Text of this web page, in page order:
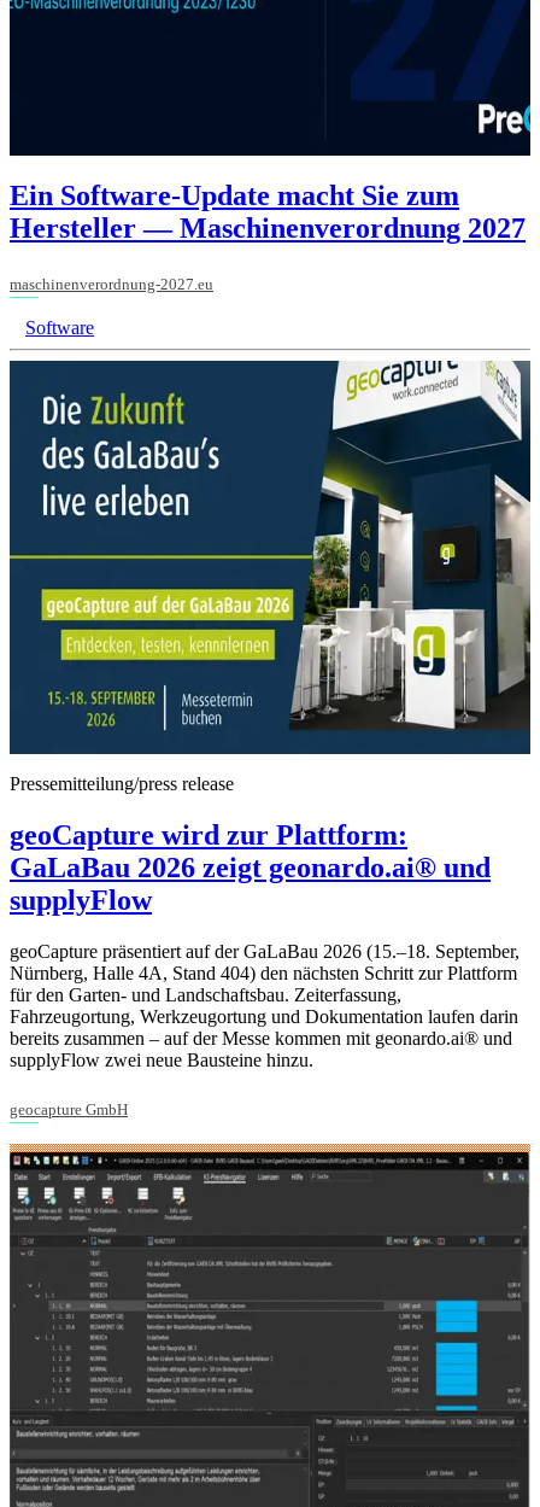
Ein Software-Update macht Sie zum
Hersteller — Maschinenverordnung 2027
maschinenverordnung-2027.eu
Software
Pressemitteilung/press release
geoCapture wird zur Plattform:
GaLaBau 2026 zeigt geonardo.ai® und
supplyFlow
geoCapture präsentiert auf der GaLaBau 2026 (15.–18. September,
Nürnberg, Halle 4A, Stand 404) den nächsten Schritt zur Plattform
für den Garten- und Landschaftsbau. Zeiterfassung,
Fahrzeugortung, Werkzeugortung und Dokumentation laufen darin
bereits zusammen – auf der Messe kommen mit geonardo.ai® und
supplyFlow zwei neue Bausteine hinzu.
geocapture GmbH